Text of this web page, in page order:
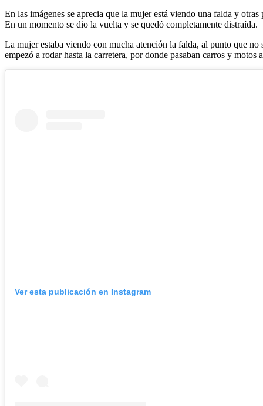
En las imágenes se aprecia que la mujer está viendo una falda y
En un momento se dio la vuelta y se quedó completamente distraída.
La mujer estaba viendo con mucha atención la falda, al punto que
empezó a rodar hasta la carretera, por donde pasaban carros y motos
Ver esta publicación en Instagram